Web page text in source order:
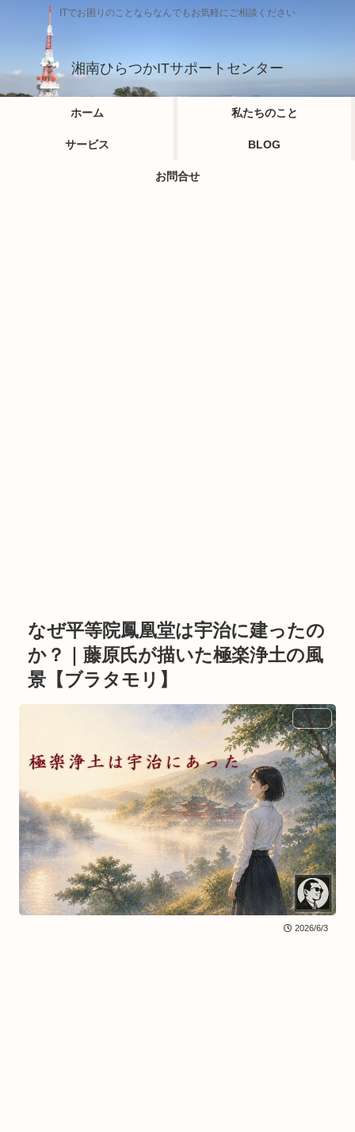
ITでお困りのことならなんでもお気軽にご相談ください
湘南ひらつかITサポートセンター
ホーム 私たちのこと
サービス BLOG
お問合せ
なぜ平等院鳳凰堂は宇治に建ったの
か？｜藤原氏が描いた極楽浄土の風
景【ブラタモリ】
BLOG
2026/6/3